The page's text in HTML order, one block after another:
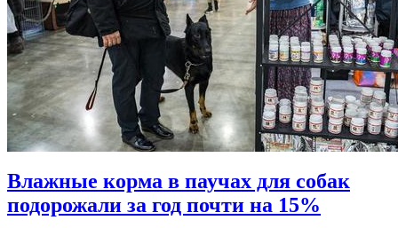
Влажные корма в паучах для собак
подорожали за год почти на 15%